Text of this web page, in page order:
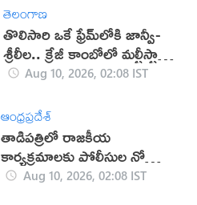
తెలంగాణ
తొలిసారి ఒకే ఫ్రేమ్‌లోకి జాన్వీ-
శ్రీలీల.. క్రేజీ కాంబోలో మల్టీస్టారర్
సినిమా?
Aug 10, 2026, 02:08 IST
ఆంధ్రప్రదేశ్
తాడిపత్రిలో రాజకీయ
కార్యక్రమాలకు పోలీసుల నో
ఎంట్రీAug 10, 2026, 02:08 IST